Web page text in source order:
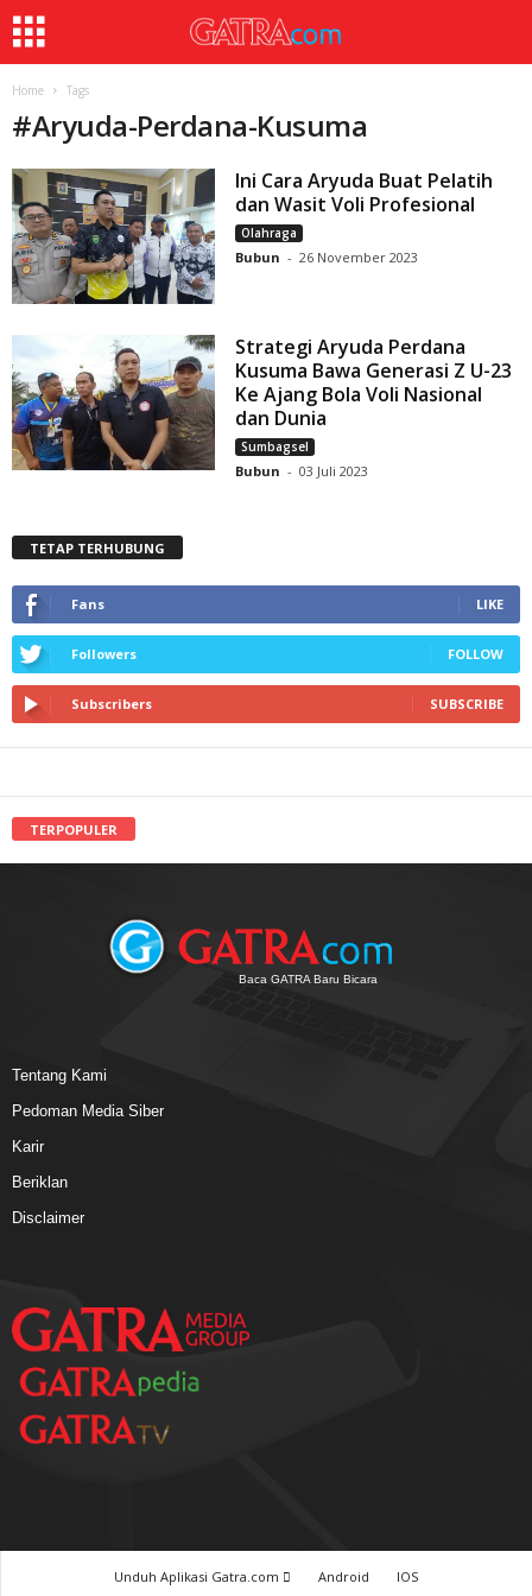
Home Tags
#Aryuda-Perdana-Kusuma
Ini Cara Aryuda Buat Pelatih
dan Wasit Voli Profesional
Olahraga
Bubun - 26 November 2023
Strategi Aryuda Perdana
Kusuma Bawa Generasi Z U-23
Ke Ajang Bola Voli Nasional
dan Dunia
Sumbagsel
Bubun - 03 Juli 2023
TETAP TERHUBUNG
Fans LIKE
Followers FOLLOW
Subscribers SUBSCRIBE
TERPOPULER
Baca GATRA Baru Bicara
Tentang Kami
Pedoman Media Siber
Karir
Beriklan
Disclaimer
Unduh Aplikasi Gatra.com Android IOS